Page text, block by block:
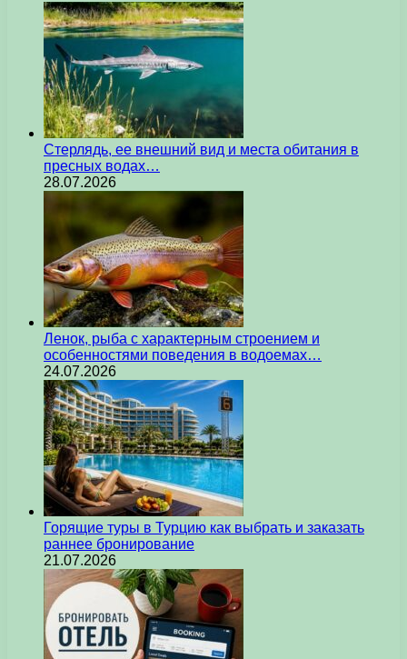
Стерлядь, ее внешний вид и места обитания в
пресных водах…
28.07.2026
Ленок, рыба с характерным строением и
особенностями поведения в водоемах…
24.07.2026
Горящие туры в Турцию как выбрать и заказать
раннее бронирование
21.07.2026